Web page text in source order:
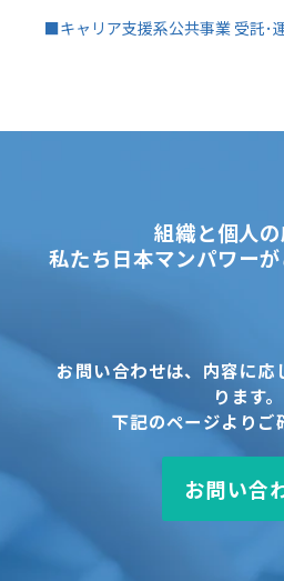
■キャリア支援系公共事業 受託･
組織と個人
私たち日本マンパワー
お問い合わせは、内容に応
ります。
下記のページよりご
お問い合